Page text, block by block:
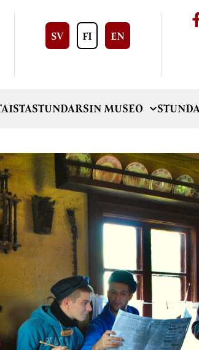
SV FI EN
STUNDARSIN MUSEO